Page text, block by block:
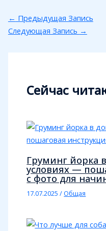
← Предыдущая Запись
Следующая Запись →
Сейчас
Груминг йорка
условиях —
с фото для
17.07.2025/Общая